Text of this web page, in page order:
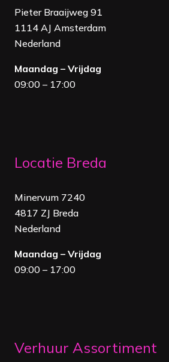
Pieter Braaijweg 91
1114 AJ Amsterdam
Nederland
Maandag – Vrijdag
09:00 – 17:00
Locatie Breda
Minervum 7240
4817 ZJ Breda
Nederland
Maandag – Vrijdag
09:00 – 17:00
Verhuur Assortiment